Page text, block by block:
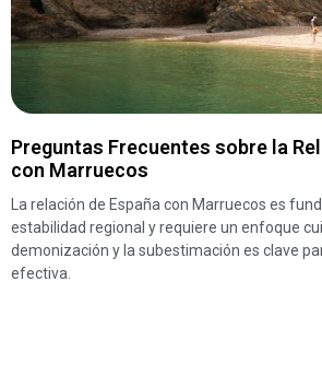
Preguntas Frecuentes sobre la
con Marruecos
La relación de España con Marruecos es
estabilidad regional y requiere un enfoque
demonización y la subestimación es clave
efectiva.